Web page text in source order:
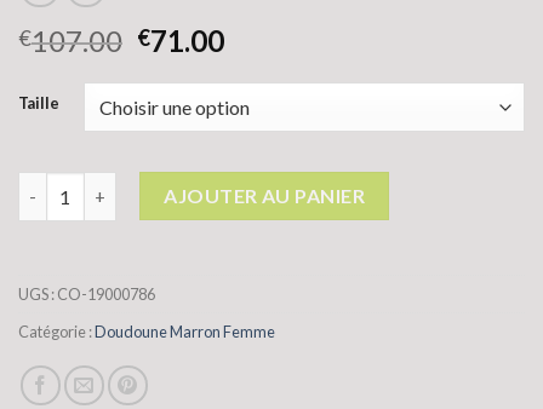
€107.00 €71.00
Taille
quantité de doudoune marron femme
AJOUTER AU PANIER
UGS :CO-19000786
Catégorie :Doudoune Marron Femme